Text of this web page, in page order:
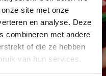
site met onze
en analyse. Deze
combineren met andere
of die ze hebben
van hun services.
Schiedam
aangesloten
één van de grootste
buurt van Rotterdam.
is dé